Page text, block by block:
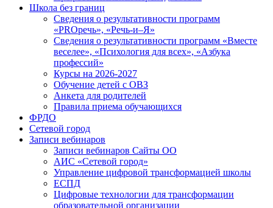
Школа без границ
Сведения о результативности программ
«PROречь», «Речь-и–Я»
Сведения о результативности программ «Вместе
веселее», «Психология для всех», «Азбука
профессий»
Курсы на 2026-2027
Обучение детей с ОВЗ
Анкета для родителей
Правила приема обучающихся
ФРДО
Сетевой город
Записи вебинаров
Записи вебинаров Сайты ОО
АИС «Сетевой город»
Управление цифровой трансформацией школы
ЕСПД
Цифровые технологии для трансформации
образовательной организации